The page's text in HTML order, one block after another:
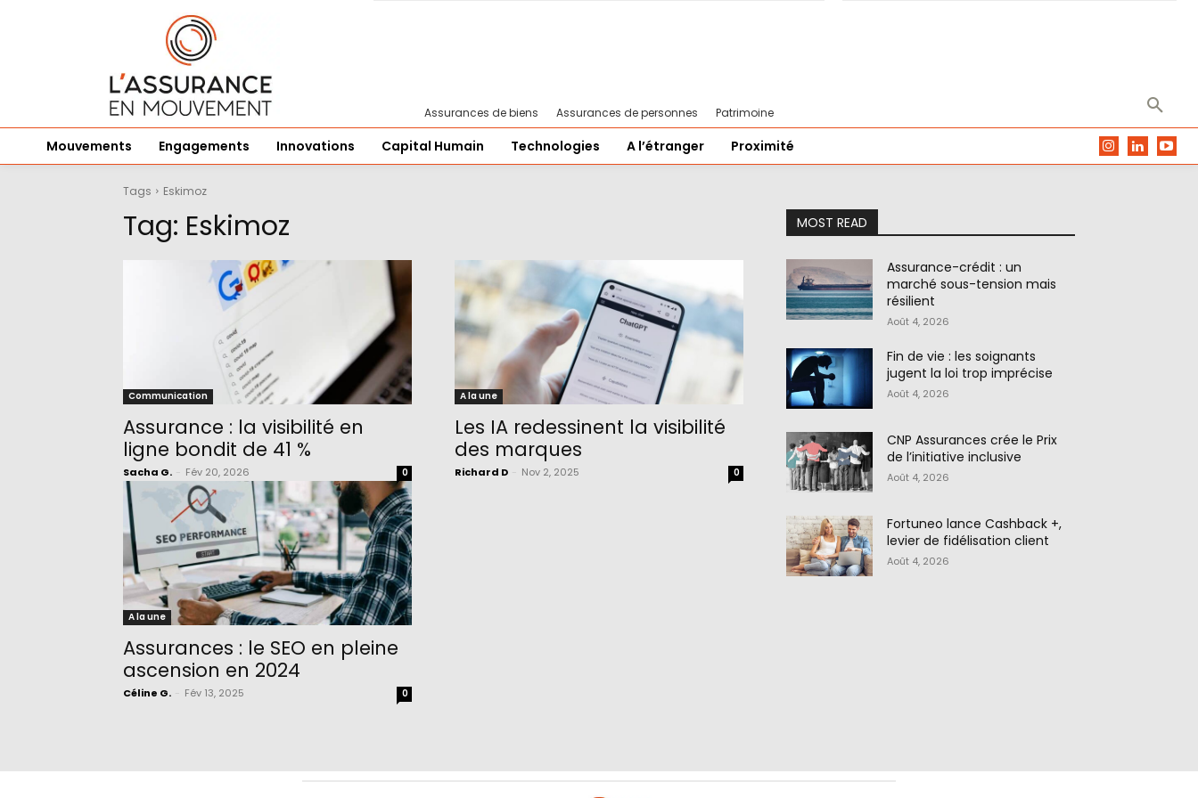
Assurances de biens Assurances de personnes Patrimoine
Mouvements Engagements Innovations Capital Humain Technologies A l’étranger Proximité
Tags Eskimoz
Tag: Eskimoz
Communication
Assurance : la visibilité en
ligne bondit de 41 %
Sacha G. Fév 20, 2026 0
A la une
Les IA redessinent la visibilité
des marques
Richard D Nov 2, 2025 0
A la une
Assurances : le SEO en pleine
ascension en 2024
Céline G. Fév 13, 2025 0
MOST READ
Assurance-crédit : un
marché sous-tension mais
résilient
Août 4, 2026
Fin de vie : les soignants
jugent la loi trop imprécise
Août 4, 2026
CNP Assurances crée le Prix
de l’initiative inclusive
Août 4, 2026
Fortuneo lance Cashback +,
levier de fidélisation client
Août 4, 2026